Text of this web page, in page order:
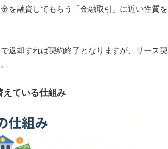
を融資してもらう「金融取引」に近い性質を
返却すれば契約終了となりますが、リース契
えている仕組み